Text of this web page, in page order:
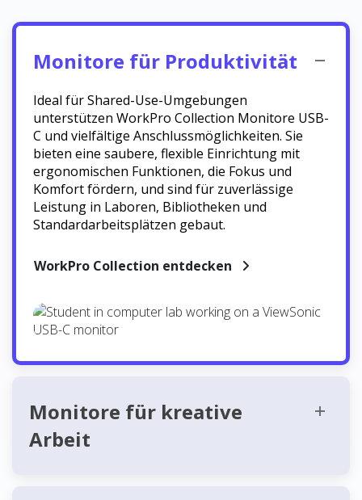
Monitore für Produktivität
Ideal für Shared-Use-Umgebungen
unterstützen WorkPro Collection Monitore USB-
C und vielfältige Anschlussmöglichkeiten. Sie
bieten eine saubere, flexible Einrichtung mit
ergonomischen Funktionen, die Fokus und
Komfort fördern, und sind für zuverlässige
Leistung in Laboren, Bibliotheken und
Standardarbeitsplätzen gebaut.
WorkPro Collection entdecken
Monitore für kreative
Arbeit